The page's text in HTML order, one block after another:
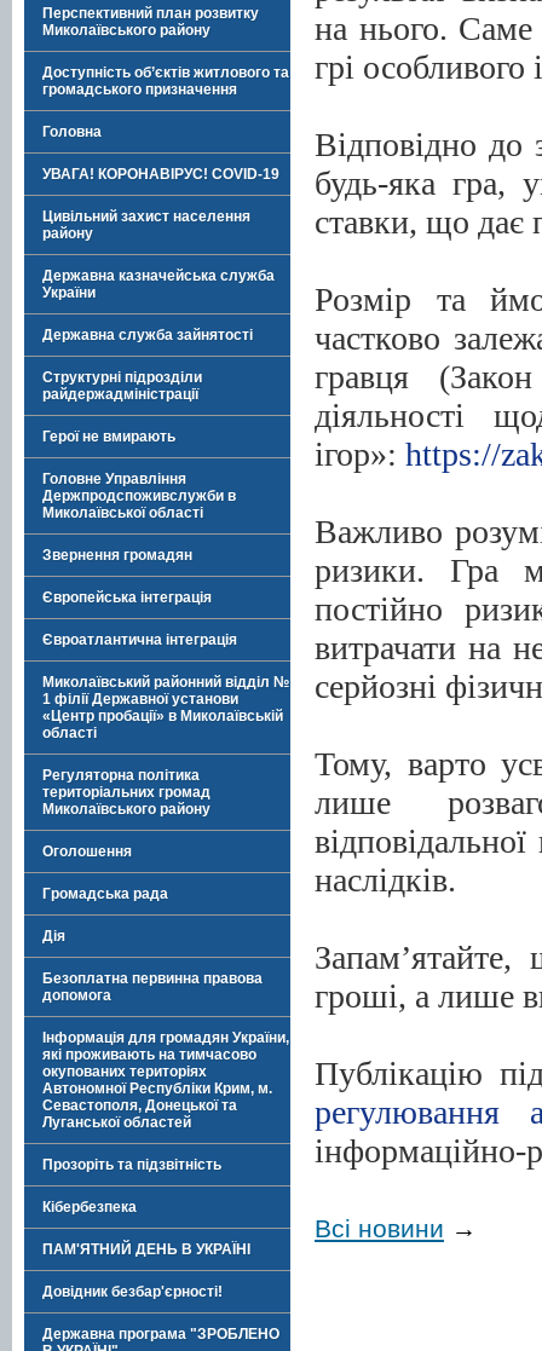
Перспективний план розвитку
Миколаївського району
Доступність об’єктів житлового та
громадського призначення
Головна
УВАГА! КОРОНАВІРУС! COVID-19
Цивільний захист населення
району
Державна казначейська служба
України
Державна служба зайнятості
Структурні підрозділи
райдержадміністрації
Герої не вмирають
Головне Управління
Держпродспоживслужби в
Миколаївської області
Звернення громадян
Європейська інтеграція
Євроатлантична інтеграція
Миколаївський районний відділ №
1 філії Державної установи
«Центр пробації» в Миколаївській
області
Регуляторна політика
територіальних громад
Миколаївського району
Оголошення
Громадська рада
Дія
Безоплатна первинна правова
допомога
Інформація для громадян України,
які проживають на тимчасово
окупованих територіях
Автономної Республіки Крим, м.
Севастополя, Донецької та
Луганської областей
Прозоріть та підзвітність
Кібербезпека
ПАМ'ЯТНИЙ ДЕНЬ В УКРАЇНІ
Довідник безбар'єрності!
Державна програма "ЗРОБЛЕНО
на нього. Саме
грі особливого
Відповідно до
будь-яка гра,
ставки, що дає
Розмір та
частково
гравця
діяльності
ігор»: https://
Важливо
ризики. Гра
постійно
витрачати на
серйозні
Тому, варто
лише
наслідків.
гроші, а лише
Публікацію
регулювання
інформаційно-
Всі новини →